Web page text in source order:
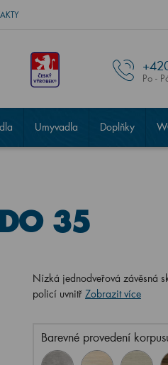
Po -
Umyvadla Doplňky
35
Nízká jednodveřová závěsná
policí uvnitř Zobrazit více
Barevné provedení